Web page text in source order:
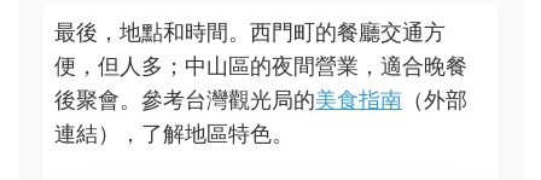
最後，地點和時間。西門町的餐廳交通方
便，但人多；中山區的夜間營業，適合晚餐
後聚會。參考台灣觀光局的美食指南 （外部
連結），了解地區特色。